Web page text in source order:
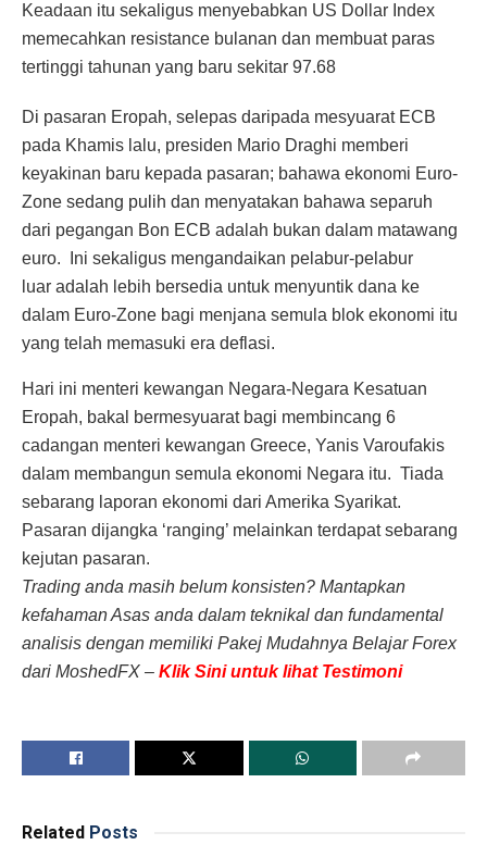
Keadaan itu sekaligus menyebabkan US Dollar Index
memecahkan resistance bulanan dan membuat paras
tertinggi tahunan yang baru sekitar 97.68
Di pasaran Eropah, selepas daripada mesyuarat ECB
pada Khamis lalu, presiden Mario Draghi memberi
keyakinan baru kepada pasaran; bahawa ekonomi Euro-
Zone sedang pulih dan menyatakan bahawa separuh
dari pegangan Bon ECB adalah bukan dalam matawang
euro. Ini sekaligus mengandaikan pelabur-pelabur
luar adalah lebih bersedia untuk menyuntik dana ke
dalam Euro-Zone bagi menjana semula blok ekonomi itu
yang telah memasuki era deflasi.
Hari ini menteri kewangan Negara-Negara Kesatuan
Eropah, bakal bermesyuarat bagi membincang 6
cadangan menteri kewangan Greece, Yanis Varoufakis
dalam membangun semula ekonomi Negara itu. Tiada
sebarang laporan ekonomi dari Amerika Syarikat.
Pasaran dijangka ‘ranging’ melainkan terdapat sebarang
kejutan pasaran.
Trading anda masih belum konsisten? Mantapkan
kefahaman Asas anda dalam teknikal dan fundamental
analisis dengan memiliki Pakej Mudahnya Belajar Forex
dari MoshedFX – Klik Sini untuk lihat Testimoni
Related Posts